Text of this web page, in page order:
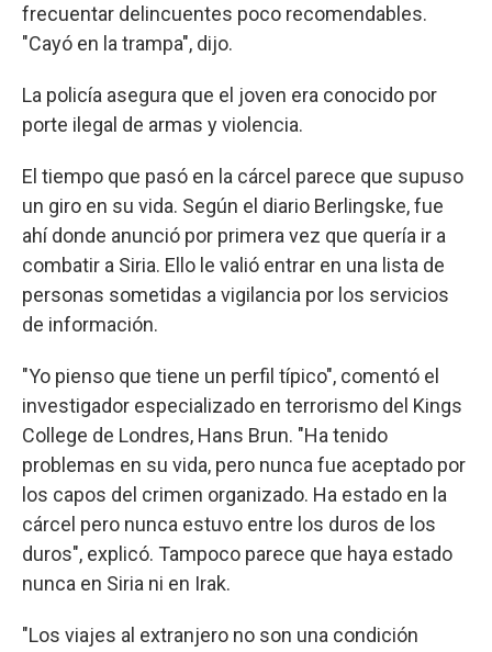
frecuentar delincuentes poco recomendables.
"Cayó en la trampa", dijo.
La policía asegura que el joven era conocido por
porte ilegal de armas y violencia.
El tiempo que pasó en la cárcel parece que supuso
un giro en su vida. Según el diario Berlingske, fue
ahí donde anunció por primera vez que quería ir a
combatir a Siria. Ello le valió entrar en una lista de
personas sometidas a vigilancia por los servicios
de información.
"Yo pienso que tiene un perfil típico", comentó el
investigador especializado en terrorismo del Kings
College de Londres, Hans Brun. "Ha tenido
problemas en su vida, pero nunca fue aceptado por
los capos del crimen organizado. Ha estado en la
cárcel pero nunca estuvo entre los duros de los
duros", explicó. Tampoco parece que haya estado
nunca en Siria ni en Irak.
"Los viajes al extranjero no son una condición